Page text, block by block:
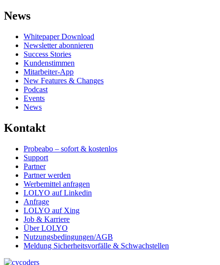
News
Whitepaper Download
Newsletter abonnieren
Success Stories
Kundenstimmen
Mitarbeiter-App
New Features & Changes
Podcast
Events
News
Kontakt
Probeabo – sofort & kostenlos
Support
Partner
Partner werden
Werbemittel anfragen
LOLYO auf Linkedin
Anfrage
LOLYO auf Xing
Job & Karriere
Über LOLYO
Nutzungsbedingungen/AGB
Meldung Sicherheitsvorfälle & Schwachstellen